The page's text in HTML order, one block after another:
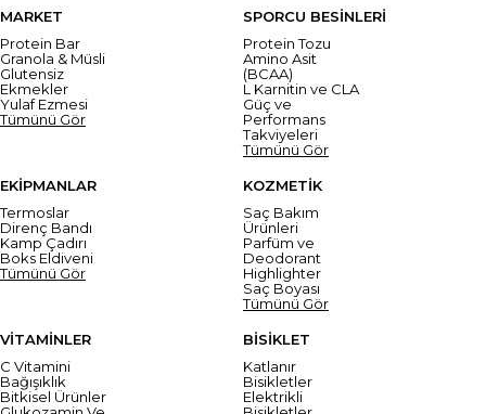
MARKET
Protein Bar
Granola & Müsli
Glutensiz
Ekmekler
Yulaf Ezmesi
Tümünü Gör
SPORCU BESİNLERİ
Protein Tozu
Amino Asit
(BCAA)
L Karnitin ve CLA
Güç ve
Performans
Takviyeleri
Tümünü Gör
EKİPMANLAR
Termoslar
Direnç Bandı
Kamp Çadırı
Boks Eldiveni
Tümünü Gör
KOZMETİK
Saç Bakım
Ürünleri
Parfüm ve
Deodorant
Highlighter
Saç Boyası
Tümünü Gör
VİTAMİNLER
C Vitamini
Bağışıklık
Bitkisel Ürünler
BİSİKLET
Katlanır
Bisikletler
Elektrikli